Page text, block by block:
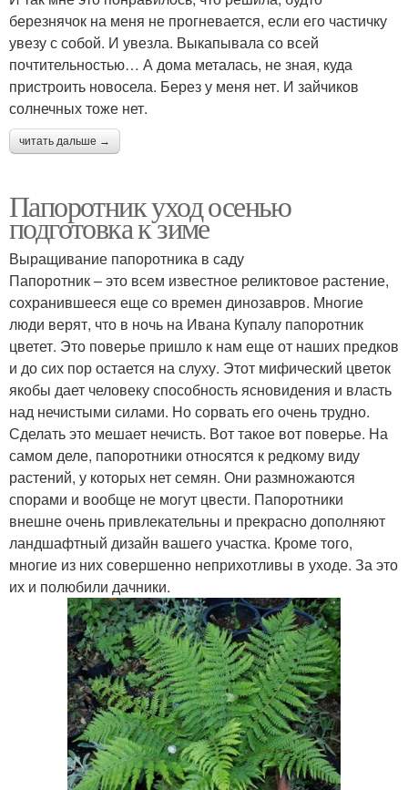
березнячок на меня не прогневается, если его частичку
увезу с собой. И увезла. Выкапывала со всей
почтительностью… А дома металась, не зная, куда
пристроить новосела. Берез у меня нет. И зайчиков
солнечных тоже нет.
читать дальше →
Папоротник уход осенью
подготовка к зиме
Выращивание папоротника в саду
Папоротник – это всем известное реликтовое растение,
сохранившееся еще со времен динозавров. Многие
люди верят, что в ночь на Ивана Купалу папоротник
цветет. Это поверье пришло к нам еще от наших предков
и до сих пор остается на слуху. Этот мифический цветок
якобы дает человеку способность ясновидения и власть
над нечистыми силами. Но сорвать его очень трудно.
Сделать это мешает нечисть. Вот такое вот поверье. На
самом деле, папоротники относятся к редкому виду
растений, у которых нет семян. Они размножаются
спорами и вообще не могут цвести. Папоротники
внешне очень привлекательны и прекрасно дополняют
ландшафтный дизайн вашего участка. Кроме того,
многие из них совершенно неприхотливы в уходе. За это
их и полюбили дачники.